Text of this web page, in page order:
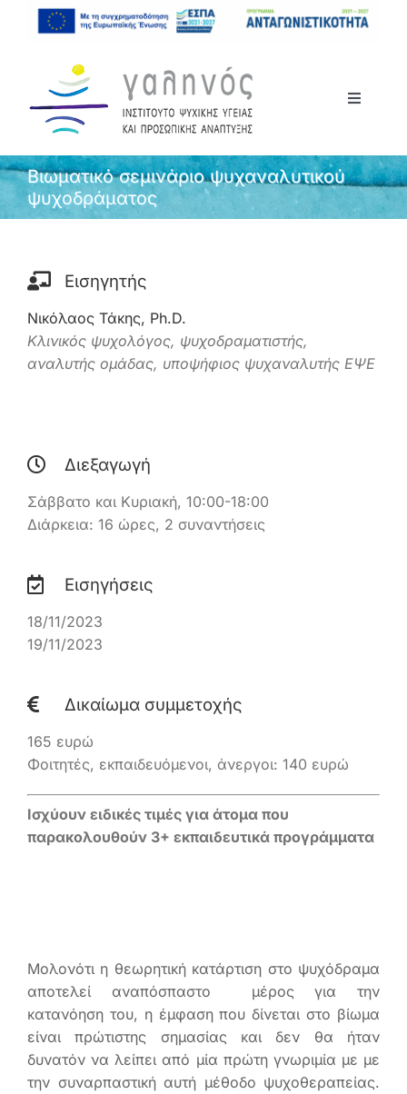
Μετάβαση
Toggle
Το Ινστιτούτο
Ανακοινώσεις
Βιωματικό σεμινάριο ψυχαναλυτικού
ψυχοδράματος
Εισηγητής
Νικόλαος Τάκης, Ph.D.
Κλινικός ψυχολόγος, ψυχοδραματιστής,
αναλυτής ομάδας, υποψήφιος ψυχαναλυτής ΕΨΕ
Διεξαγωγή
Σάββατο και Κυριακή, 10:00-18:00
Διάρκεια: 16 ώρες, 2 συναντήσεις
Εισηγήσεις
18/11/2023
19/11/2023
Δικαίωμα συμμετοχής
165 ευρώ
Φοιτητές, εκπαιδευόμενοι, άνεργοι: 140 ευρώ
Ισχύουν ειδικές τιμές για άτομα που
παρακολουθούν 3+ εκπαιδευτικά προγράμματα
Μολονότι η θεωρητική κατάρτιση στο ψυχόδραμα
αποτελεί αναπόσπαστο μέρος για την
κατανόηση του, η έμφαση που δίνεται στο βίωμα
είναι πρώτιστης σημασίας και δεν θα ήταν
δυνατόν να λείπει από μία πρώτη γνωριμία με με
την συναρπαστική αυτή μέθοδο ψυχοθεραπείας.